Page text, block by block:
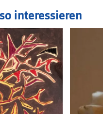
interessieren